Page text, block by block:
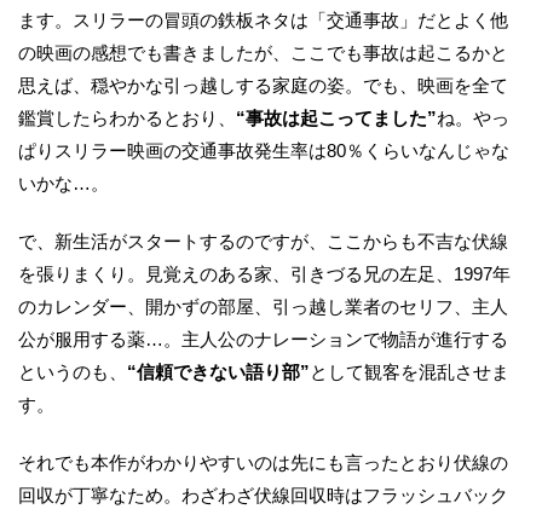
ます。スリラーの冒頭の鉄板ネタは「交通事故」だとよく他
の映画の感想でも書きましたが、ここでも事故は起こるかと
思えば、穏やかな引っ越しする家庭の姿。でも、映画を全て
鑑賞したらわかるとおり、 “事故は起こってました”ね。やっ
ぱりスリラー映画の交通事故発生率は80％くらいなんじゃな
いかな…。
で、新生活がスタートするのですが、ここからも不吉な伏線
を張りまくり。見覚えのある家、引きづる兄の左足、1997年
のカレンダー、開かずの部屋、引っ越し業者のセリフ、主人
公が服用する薬…。主人公のナレーションで物語が進行する
というのも、 “信頼できない語り部”として観客を混乱させま
す。
それでも本作がわかりやすいのは先にも言ったとおり伏線の
回収が丁寧なため。わざわざ伏線回収時はフラッシュバック